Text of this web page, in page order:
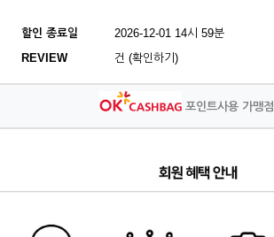
할인 종료일
2026-12-01 14시 59분
REVIEW
건 (확인하기)
포인트사용 가맹점